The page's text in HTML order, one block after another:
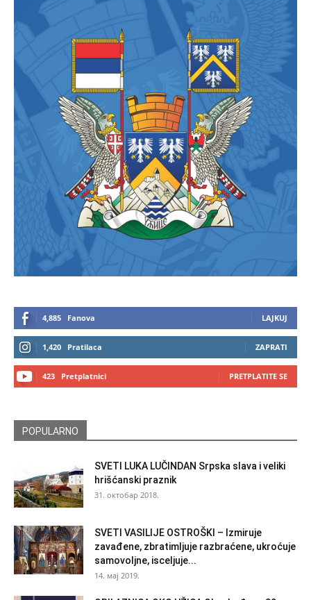
4,885 Fanova LAJKUJ
1,420 Pratilaca ZAPRATI
423 Pretplatnici PRETPLATITE SE
POPULARNO
SVETI LUKA LUČINDAN Srpska slava i veliki
hrišćanski praznik
31. октобар 2018.
SVETI VASILIJE OSTROŠKI – Izmiruje
zavađene, zbratimljuje razbraćene, ukroćuje
samovoljne, isceljuje...
14. мај 2019.